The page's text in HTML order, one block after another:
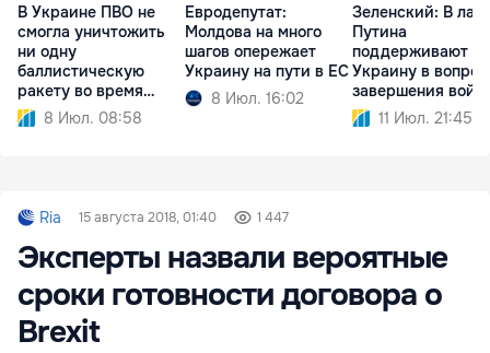
В Украине ПВО не
смогла уничтожить
ни одну
баллистическую
ракету во время
атаки РФ
8 Июл. 08:58
Евродепутат:
Молдова на много
шагов опережает
Украину на пути в ЕС
8 Июл. 16:02
Зеленский: В
Путина
поддерживают
Украину в
завершения
11 Июл. 21:45
Ria 15 августа 2018, 01:40 1 447
Эксперты назвали вероятные
сроки готовности договора о
Brexit